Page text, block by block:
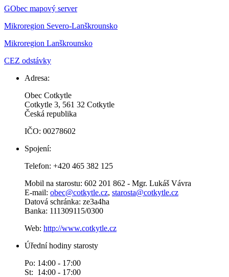
GObec mapový server
Mikroregion Severo-Lanškrounsko
Mikroregion Lanškrounsko
CEZ odstávky
Adresa:
Obec Cotkytle
Cotkytle 3, 561 32 Cotkytle
Česká republika
IČO: 00278602
Spojení:
Telefon: +420 465 382 125
Mobil na starostu: 602 201 862 - Mgr. Lukáš Vávra
E-mail: obec@cotkytle.cz, starosta@cotkytle.cz
Datová schránka: ze3a4ha
Banka: 111309115/0300
Web: http://www.cotkytle.cz
Úřední hodiny starosty
Po: 14:00 - 17:00
St: 14:00 - 17:00